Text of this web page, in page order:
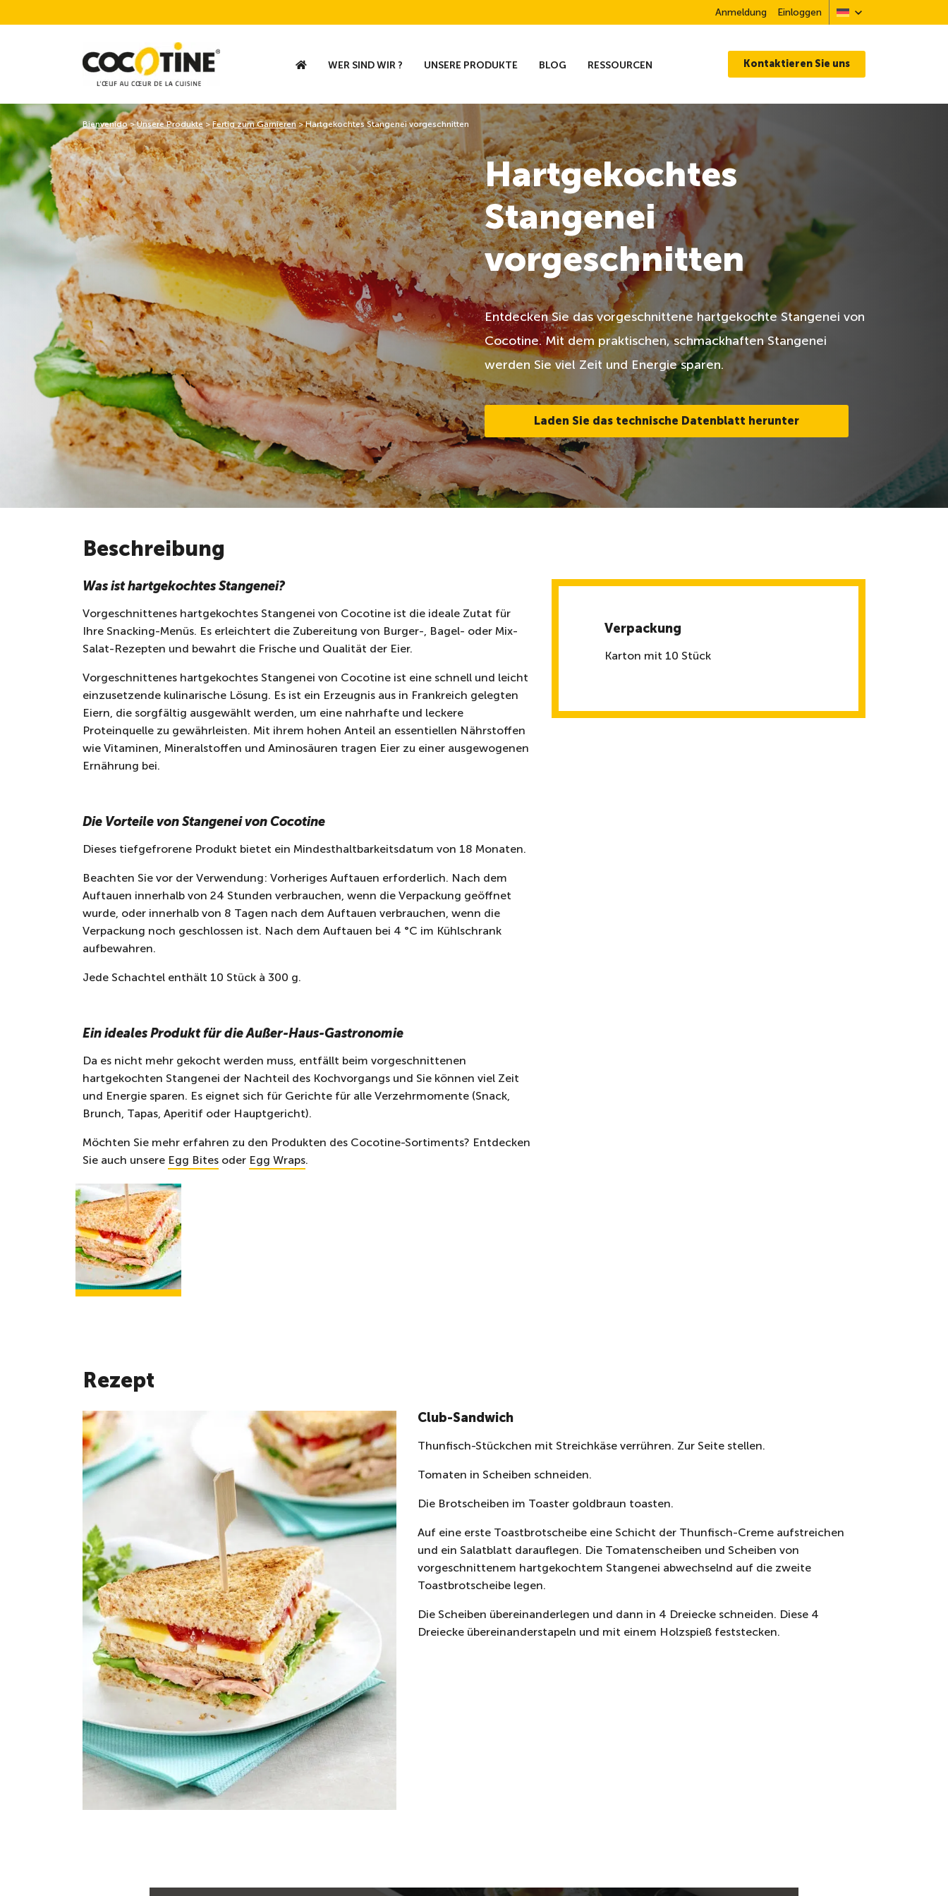
Anmeldung Einloggen
WER SIND WIR ? UNSERE PRODUKTE BLOG RESSOURCEN Kontaktieren Sie uns
Hartgekochtes
Stangenei
vorgeschnitten
Entdecken Sie das vorgeschnittene hartgekochte Stangenei von
Cocotine. Mit dem praktischen, schmackhaften Stangenei
werden Sie viel Zeit und Energie sparen.
Laden Sie das technische Datenblatt herunter
Bienvenido>Unsere Produkte>Fertig zum Garnieren>Hartgekochtes Stangenei vorgeschnitten
Beschreibung
Was ist hartgekochtes Stangenei?
Vorgeschnittenes hartgekochtes Stangenei von Cocotine ist die ideale Zutat für
Ihre Snacking-Menüs. Es erleichtert die Zubereitung von Burger-, Bagel- oder Mix-
Salat-Rezepten und bewahrt die Frische und Qualität der Eier.
Vorgeschnittenes hartgekochtes Stangenei von Cocotine ist eine schnell und leicht
einzusetzende kulinarische Lösung. Es ist ein Erzeugnis aus in Frankreich gelegten
Eiern, die sorgfältig ausgewählt werden, um eine nahrhafte und leckere
Proteinquelle zu gewährleisten. Mit ihrem hohen Anteil an essentiellen Nährstoffen
wie Vitaminen, Mineralstoffen und Aminosäuren tragen Eier zu einer ausgewogenen
Ernährung bei.
Die Vorteile von Stangenei von Cocotine
Dieses tiefgefrorene Produkt bietet ein Mindesthaltbarkeitsdatum von 18 Monaten.
Beachten Sie vor der Verwendung: Vorheriges Auftauen erforderlich. Nach dem
Auftauen innerhalb von 24 Stunden verbrauchen, wenn die Verpackung geöffnet
wurde, oder innerhalb von 8 Tagen nach dem Auftauen verbrauchen, wenn die
Verpackung noch geschlossen ist. Nach dem Auftauen bei 4 °C im Kühlschrank
aufbewahren.
Jede Schachtel enthält 10 Stück à 300 g.
Ein ideales Produkt für die Außer-Haus-Gastronomie
Da es nicht mehr gekocht werden muss, entfällt beim vorgeschnittenen
hartgekochten Stangenei der Nachteil des Kochvorgangs und Sie können viel Zeit
und Energie sparen. Es eignet sich für Gerichte für alle Verzehrmomente (Snack,
Brunch, Tapas, Aperitif oder Hauptgericht).
Möchten Sie mehr erfahren zu den Produkten des Cocotine-Sortiments? Entdecken
Sie auch unsere Egg Bites oder Egg Wraps.
Verpackung
Karton mit 10 Stück
Rezept
Club-Sandwich
Thunfisch-Stückchen mit Streichkäse verrühren. Zur Seite stellen.
Tomaten in Scheiben schneiden.
Die Brotscheiben im Toaster goldbraun toasten.
Auf eine erste Toastbrotscheibe eine Schicht der Thunfisch-Creme aufstreichen
und ein Salatblatt darauflegen. Die Tomatenscheiben und Scheiben von
vorgeschnittenem hartgekochtem Stangenei abwechselnd auf die zweite
Toastbrotscheibe legen.
Die Scheiben übereinanderlegen und dann in 4 Dreiecke schneiden. Diese 4
Dreiecke übereinanderstapeln und mit einem Holzspieß feststecken.